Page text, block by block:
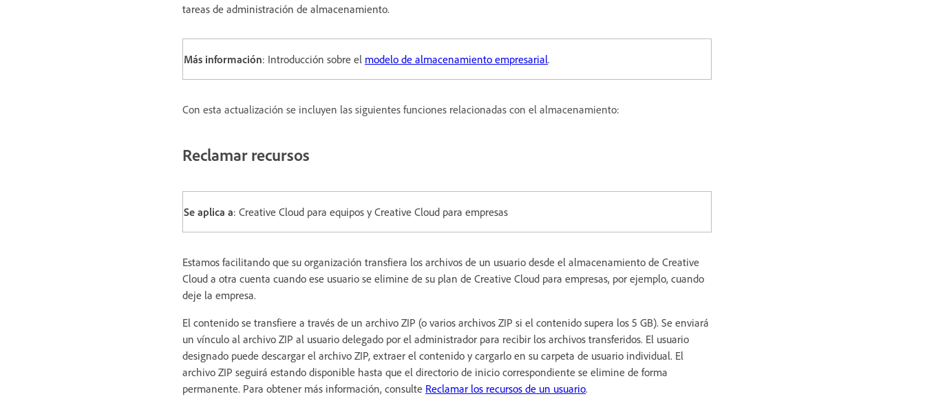
tareas de administración de almacenamiento.
Más información: Introducción sobre el modelo de almacenamiento empresarial.
Con esta actualización se incluyen las siguientes funciones relacionadas con el almacenamiento:
Reclamar recursos
Se aplica a: Creative Cloud para equipos y Creative Cloud para empresas
Estamos facilitando que su organización transfiera los archivos de un usuario desde el almacenamiento de Creative
Cloud a otra cuenta cuando ese usuario se elimine de su plan de Creative Cloud para empresas, por ejemplo, cuando
deje la empresa.
El contenido se transfiere a través de un archivo ZIP (o varios archivos ZIP si el contenido supera los 5 GB). Se enviará
un vínculo al archivo ZIP al usuario delegado por el administrador para recibir los archivos transferidos. El usuario
designado puede descargar el archivo ZIP, extraer el contenido y cargarlo en su carpeta de usuario individual. El
archivo ZIP seguirá estando disponible hasta que el directorio de inicio correspondiente se elimine de forma
permanente. Para obtener más información, consulte Reclamar los recursos de un usuario.